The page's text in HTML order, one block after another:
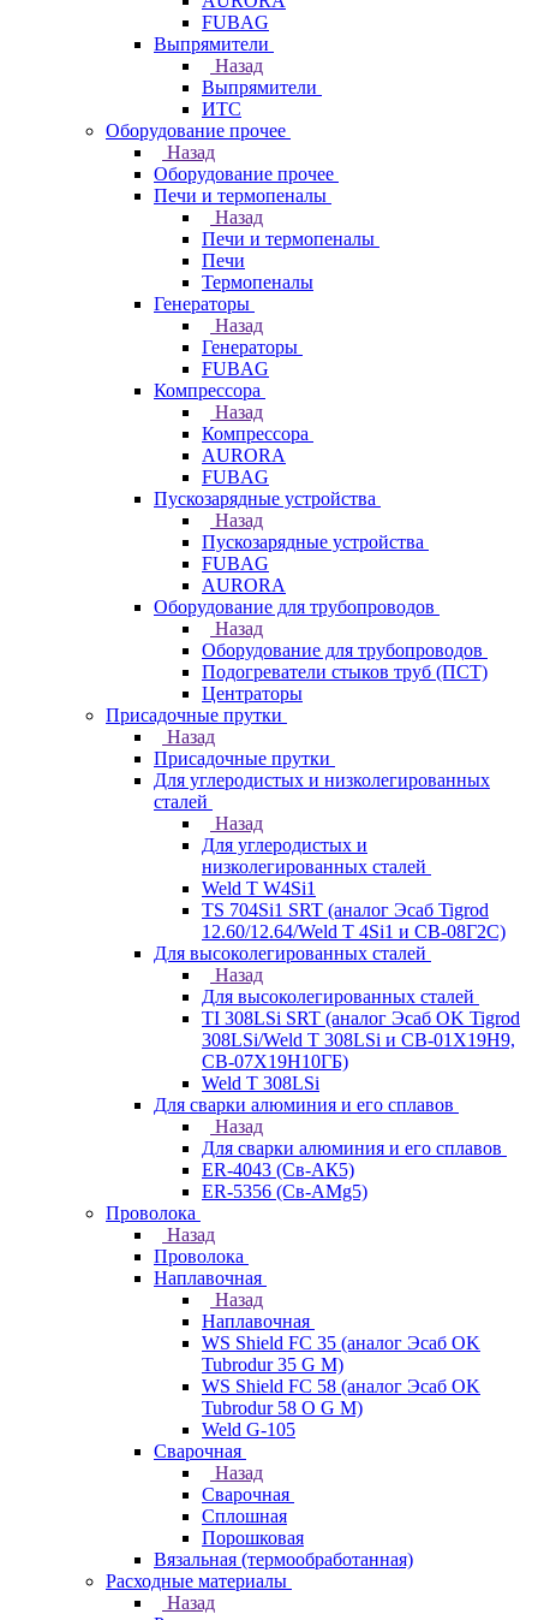
FUBAG
Выпрямители
Назад
Выпрямители
ИТС
Оборудование прочее
Назад
Оборудование прочее
Печи и термопеналы
Назад
Печи и термопеналы
Печи
Термопеналы
Генераторы
Назад
Генераторы
FUBAG
Компрессора
Назад
Компрессора
AURORA
FUBAG
Пускозарядные устройства
Назад
Пускозарядные устройства
FUBAG
AURORA
Оборудование для трубопроводов
Назад
Оборудование для трубопроводов
Подогреватели стыков труб (ПСТ)
Центраторы
Присадочные прутки
Назад
Присадочные прутки
Для углеродистых и низколегированных
сталей
Назад
Для углеродистых и
низколегированных сталей
Weld T W4Si1
TS 704Si1 SRT (аналог Эсаб Tigrod
12.60/12.64/Weld T 4Si1 и СВ-08Г2С)
Для высоколегированных сталей
Назад
Для высоколегированных сталей
TI 308LSi SRT (аналог Эсаб OK Tigrod
308LSi/Weld T 308LSi и СВ-01Х19Н9,
СВ-07Х19Н10ГБ)
Weld T 308LSi
Для сварки алюминия и его сплавов
Назад
Для сварки алюминия и его сплавов
ER-4043 (Св-АК5)
ER-5356 (Св-АМg5)
Проволока
Назад
Проволока
Наплавочная
Назад
Наплавочная
WS Shield FC 35 (аналог Эсаб OK
Tubrodur 35 G M)
WS Shield FC 58 (аналог Эсаб OK
Tubrodur 58 O G M)
Weld G-105
Сварочная
Назад
Сварочная
Сплошная
Порошковая
Вязальная (термообработанная)
Расходные материалы
Назад